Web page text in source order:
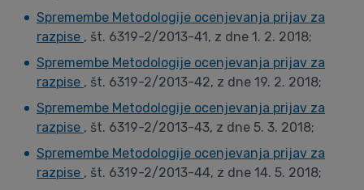
Spremembe Metodologije ocenjevanja prijav za
razpise , št. 6319-2/2013-41, z dne 1. 2. 2018;
Spremembe Metodologije ocenjevanja prijav za
razpise , št. 6319-2/2013-42, z dne 19. 2. 2018;
Spremembe Metodologije ocenjevanja prijav za
razpise , št. 6319-2/2013-43, z dne 5. 3. 2018;
Spremembe Metodologije ocenjevanja prijav za
razpise , št. 6319-2/2013-44, z dne 14. 5. 2018;